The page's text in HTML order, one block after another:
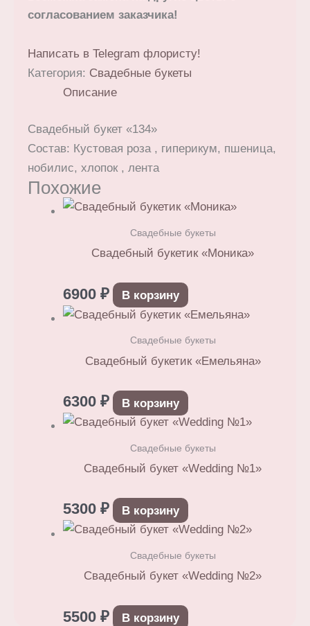
согласованием заказчика!
Написать в Telegram флористу!
Категория: Свадебные букеты
Описание
Свадебный букет «134»
Состав: Кустовая роза , гиперикум, пшеница,
нобилис, хлопок , лента
Похожие
Свадебные букеты
Свадебный букетик «Моника»
6900 ₽ В корзину
Свадебные букеты
Свадебный букетик «Емельяна»
6300 ₽ В корзину
Свадебные букеты
Свадебный букет «Wedding №1»
5300 ₽ В корзину
Свадебные букеты
Свадебный букет «Wedding №2»
5500 ₽ В корзину